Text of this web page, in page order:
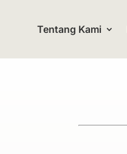
Tentang Kami